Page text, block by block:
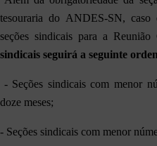
tesouraria do ANDES-SN,
seções sindicais para a Reunião
sindicais seguirá a seguinte
- Seções sindicais com menor
doze meses;
- Seções sindicais com menor